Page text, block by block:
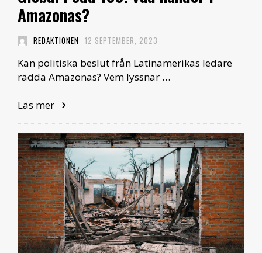
Amazonas?
REDAKTIONEN 12 SEPTEMBER, 2023
Kan politiska beslut från Latinamerikas ledare
rädda Amazonas? Vem lyssnar …
Läs mer